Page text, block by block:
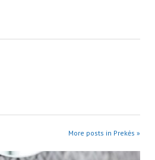
More posts in Prekės »